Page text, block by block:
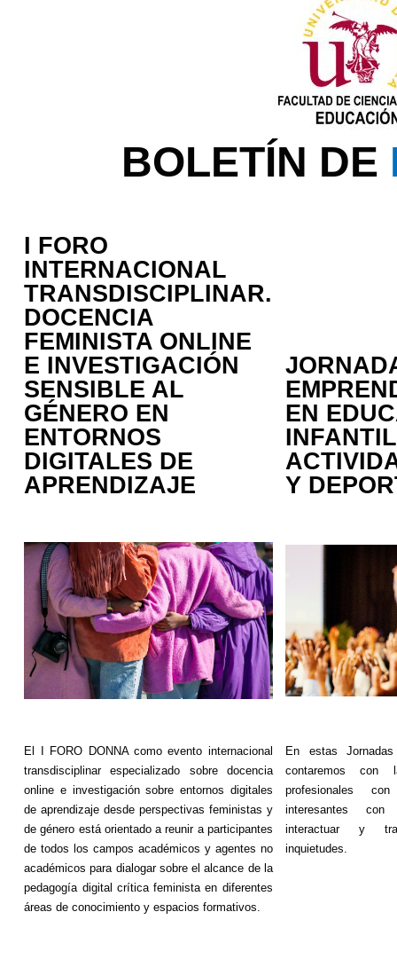
BOLETÍN DE
I FORO
INTERNACIONAL
TRANSDISCIPLINAR.
DOCENCIA
FEMINISTA ONLINE
E INVESTIGACIÓN
SENSIBLE AL
GÉNERO EN
ENTORNOS
DIGITALES DE
APRENDIZAJE
EN
Y
El I FORO DONNA como evento internacional
transdisciplinarespecializado sobre docencia
online e investigación sobre entornos digitales
de aprendizaje desde perspectivas feministas y
de género está orientado a reunir a participantes
de todos los campos académicos y agentes no
académicos para dialogar sobre el alcance de la
pedagogía digital crítica feminista en diferentes
áreas de conocimiento y espacios formativos.
En estas
contaremos con
profesionales
interesantes
interactuar y
inquietudes.